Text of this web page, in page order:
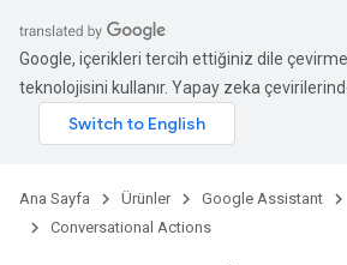
Google, içerikleri tercih ettiğiniz dile
teknolojisini kullanır. Yapay zeka
Ana Sayfa Ürünler Google Assistant
Conversational Actions